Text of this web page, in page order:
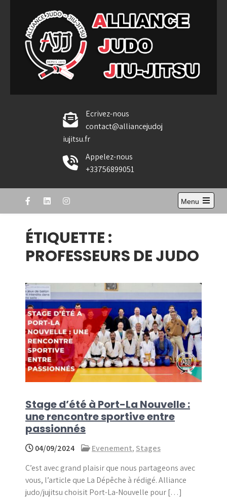
content
Alliance Judo Jiu-jitsu
Ecrivez-nous
contact@alliancejudoj
iujitsu.fr
Appelez-nous
+33756899051
Menu
Open
ÉTIQUETTE :
PROFESSEURS DE JUDO
Stage d’été à Port-La Nouvelle :
une rencontre sportive entre
passionnés
04/09/2024 Evenement, Stages
C’est avec grand plaisir que nous partageons avec
vous, l’article que La Dépêche à rédigé. Alliance
judo/jujitsu choisit Port-La-Nouvelle pour […]